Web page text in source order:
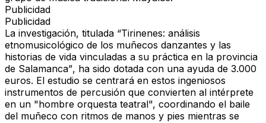
Publicidad
Publicidad
La investigación, titulada “Tirinenes: análisis
etnomusicológico de los muñecos danzantes y las
historias de vida vinculadas a su práctica en la provincia
de Salamanca”, ha sido dotada con una ayuda de 3.000
euros. El estudio se centrará en estos ingeniosos
instrumentos de percusión que convierten al intérprete
en un "hombre orquesta teatral", coordinando el baile
del muñeco con ritmos de manos y pies mientras se